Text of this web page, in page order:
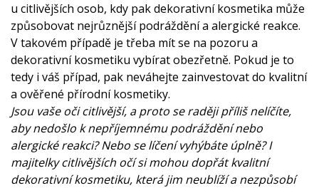
u citlivějších osob, kdy pak dekorativní kosmetika může
způsobovat nejrůznější podráždění a alergické reakce.
V takovém případě je třeba mít se na pozoru a
dekorativní kosmetiku vybírat obezřetně. Pokud je to
tedy i váš případ, pak neváhejte zainvestovat do kvalitní
a ověřené přírodní kosmetiky.
Jsou vaše oči citlivější, a proto se raději příliš nelíčíte,
aby nedošlo k nepříjemnému podráždění nebo
alergické reakci? Nebo se líčení vyhýbáte úplně? I
majitelky citlivějších očí si mohou dopřát kvalitní
dekorativní kosmetiku, která jim neublíží a nezpůsobí